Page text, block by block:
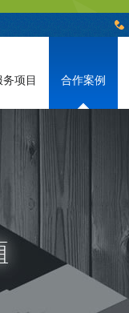
务项目 合作案例